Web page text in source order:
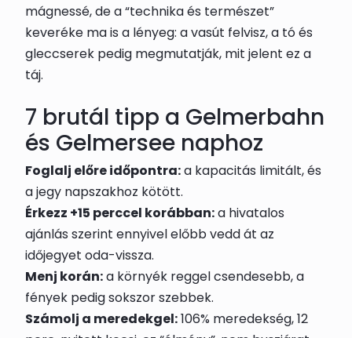
mágnessé, de a “technika és természet”
keveréke ma is a lényeg: a vasút felvisz, a tó és
gleccserek pedig megmutatják, mit jelent ez a
táj.
7 brutál tipp a Gelmerbahn
és Gelmersee naphoz
Foglalj előre időpontra:a kapacitás limitált, és
a jegy napszakhoz kötött.
Érkezz +15 perccel korábban:a hivatalos
ajánlás szerint ennyivel előbb vedd át az
időjegyet oda-vissza.
Menj korán:a környék reggel csendesebb, a
fények pedig sokszor szebbek.
Számolj a meredekgel:106% meredekség, 12